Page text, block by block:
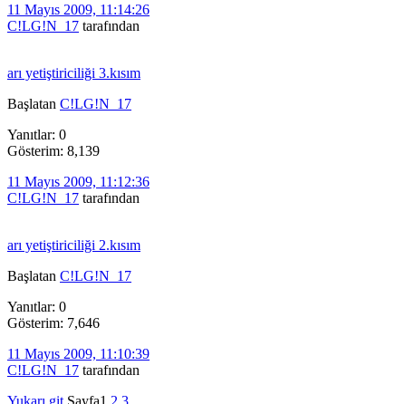
11 Mayıs 2009, 11:14:26
C!LG!N_17 tarafından
arı yetiştiriciliği 3.kısım
Başlatan C!LG!N_17
Yanıtlar: 0
Gösterim: 8,139
11 Mayıs 2009, 11:12:36
C!LG!N_17 tarafından
arı yetiştiriciliği 2.kısım
Başlatan C!LG!N_17
Yanıtlar: 0
Gösterim: 7,646
11 Mayıs 2009, 11:10:39
C!LG!N_17 tarafından
Yukarı git Sayfa1 2 3